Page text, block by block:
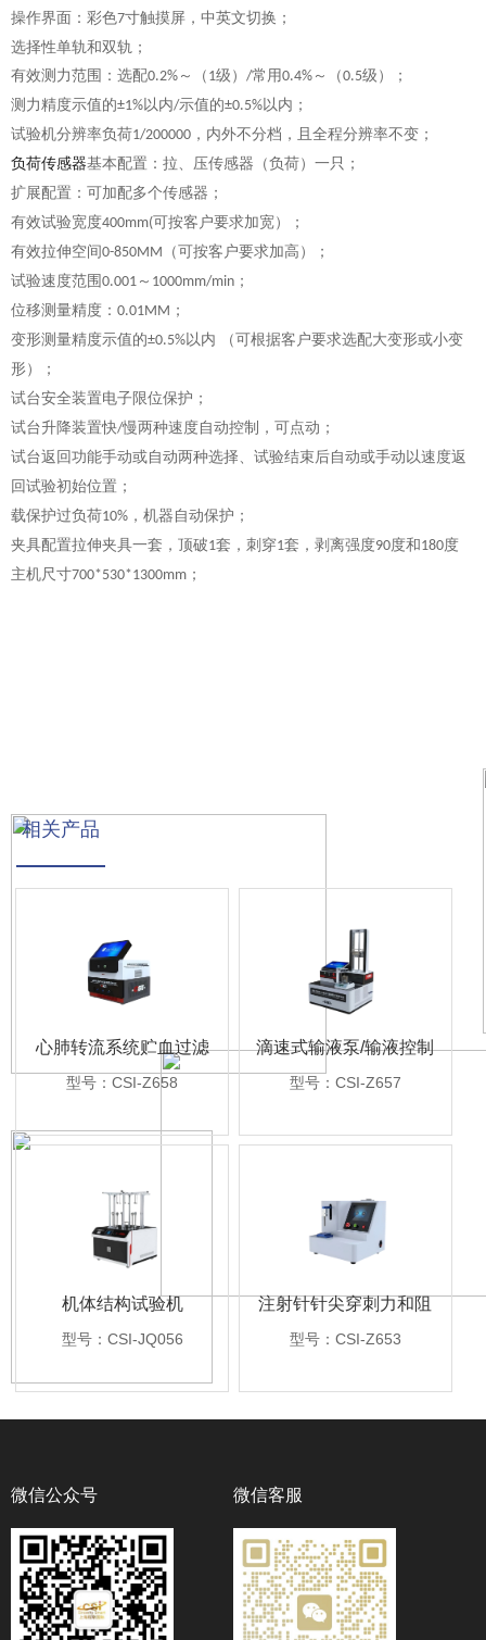
操作界面：彩色7寸触摸屏，中英文切换；
选择性单轨和双轨；
有效测力范围 ：选配0.2% ～ （ 1级） /常用0.4% ～ （0.5级）；
测力精度示值的±1%以内/示值的±0.5%以内；
试验机分辨率负荷1/200000 ，内外不分档，且全程分辨率不变；
负荷传感器基本配置：拉、压传感器（负荷）一只；
扩展配置：可加配多个传感器；
有效试验宽度400mm(可按客户要求加宽）；
有效拉伸空间0-850MM （可按客户要求加高）；
试验速度范围 0.001 ～ 1000mm/min ；
位移测量精度 ： 0.01MM ；
变形测量精度示值的±0.5%以内 （可根据客户要求选配大变形或小变
形）；
试台安全装置电子限位保护；
试台升降装置快/慢两种速度自动控制，可点动；
试台返回功能手动或自动两种选择、试验结束后自动或手动以速度返
回试验初始位置；
载保护过负荷10% ，机器自动保护；
夹具配置拉伸夹具一套 ，顶破1套，刺穿1套，剥离强度90度和 180度
主机尺寸700*530*1300mm ；
相关产品
心肺转流系统贮血过滤
器滤除率测试仪
型号：CSI-Z658
滴速式输液泵/输液控制
器精度检测装置
型号：CSI-Z657
机体结构试验机
型号：CSI-JQ056
注射针针尖穿刺力和阻
型号：CSI-Z653
微信公众号 微信客服